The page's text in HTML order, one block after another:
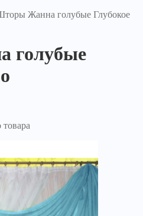
Жанна голубые Глубокое
голубые